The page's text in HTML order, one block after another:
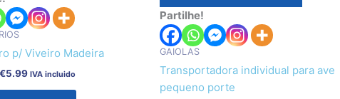
p/ Viveiro Madeira
€5.99 IVA incluido
Partilhe!
GAIOLAS
Transportadora individual para ave
pequeno porte